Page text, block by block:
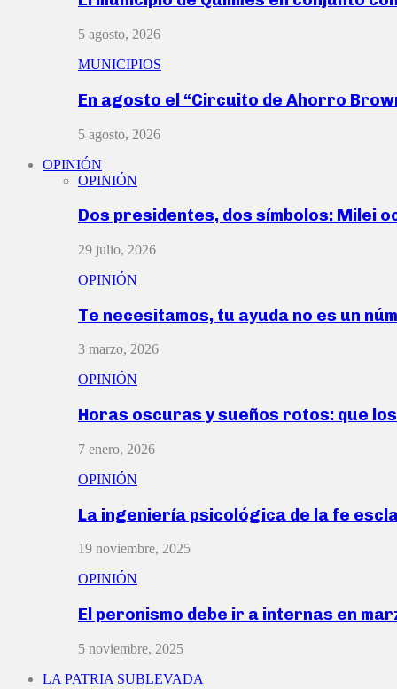
5 agosto, 2026
MUNICIPIOS
En agosto el “Circuito de Ahorro
5 agosto, 2026
OPINIÓN
OPINIÓN
Dos presidentes, dos símbolos: Milei
29 julio, 2026
OPINIÓN
Te necesitamos, tu ayuda no es un
3 marzo, 2026
OPINIÓN
Horas oscuras y sueños rotos: que
7 enero, 2026
OPINIÓN
La ingeniería psicológica de la fe
19 noviembre, 2025
OPINIÓN
El peronismo debe ir a internas en
5 noviembre, 2025
LA PATRIA SUBLEVADA